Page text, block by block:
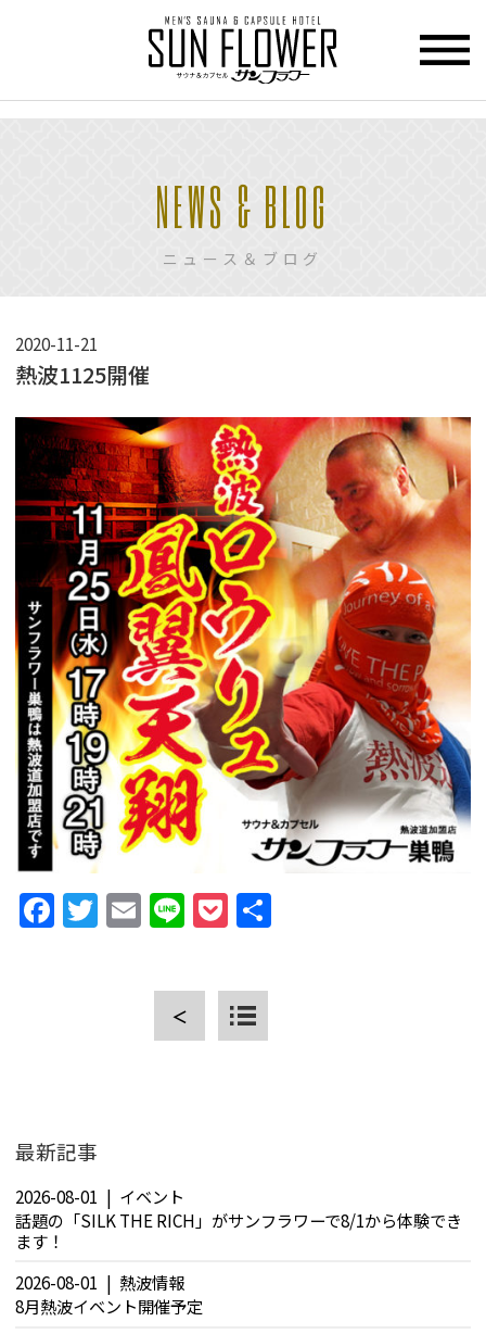
トップページ
カプセル ホテル
SAUNA サウナ
PRICE 料金
GUIDANCE ご利用案内
ACCESS アクセス
RESERVATION 宿泊予約
NEWS & BLOG ニュース＆ブログ
NEWS & BLOG
ニュース＆ブログ
2020-11-21
熱波1125開催
Facebook
Twitter
Email
LinePocket
＜
最新記事
2026-08-01
イベント
話題の「SILK THE RICH」がサンフラワーで8/1から体験でき
ます！
2026-08-01
熱波情報
8月熱波イベント開催予定